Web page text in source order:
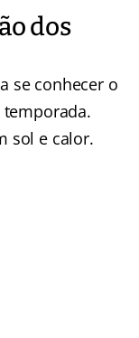
dos
se conhecer o
sol e calor.